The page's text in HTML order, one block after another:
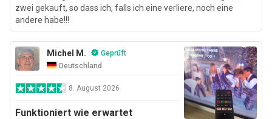
zwei gekauft, so dass ich, falls ich eine verliere, noch eine
andere habe!!!
Michel M.
Geprüft
Deutschland
8. August 2026
Funktioniert wie erwartet